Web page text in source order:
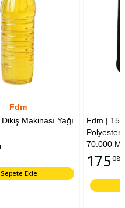
Fdm | 150 Denye | Siyah |
Polyester Overlok İpliği |
70.000 Metre | Muz İplik
Sepete Ekle